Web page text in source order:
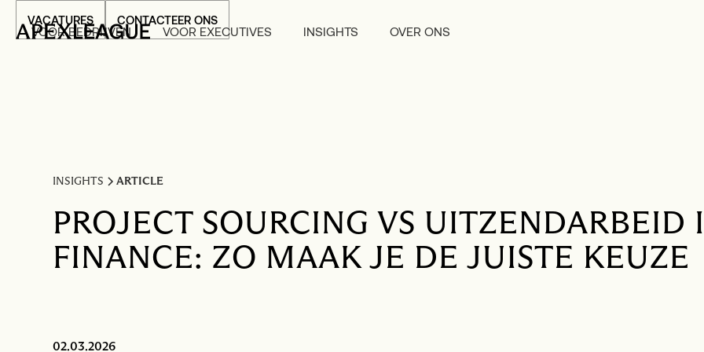
VOOR BEDRIJVEN VOOR EXECUTIVES INSIGHTS OVER ONS
VACATURES CONTACTEER ONS
INSIGHTS ARTICLE
PROJECT SOURCING VS UITZENDARBEID
FINANCE: ZO MAAK JE DE JUISTE KEUZE
02.03.2026